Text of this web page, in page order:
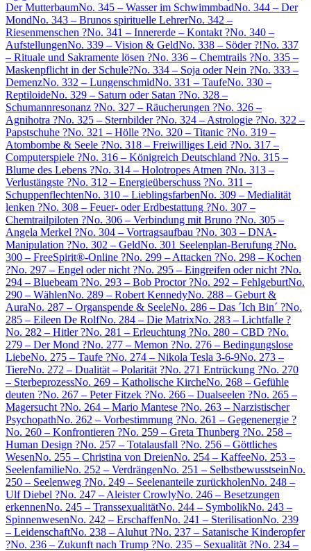
Der MutterbaumNo. 345 – Wasser im SchwimmbadNo. 344 – Der
MondNo. 343 – Brunos spirituelle LehrerNo. 342 –
Riesenmenschen ?No. 341 – Innererde – Kontakt ?No. 340 –
AufstellungenNo. 339 – Vision & GeldNo. 338 – Söder ?!No. 337
– Rituale und Sakramente lösen ?No. 336 – Chemtrails ?No. 335 –
Maskenpflicht in der Schule?No. 334 – Soja oder Nein ?No. 333 –
DemenzNo. 332 – LungenschmidNo. 331 – TaufeNo. 330 –
ReptiloideNo. 329 – Saturn oder Satan ?No. 328 –
Schumannresonanz ?No. 327 – Räucherungen ?No. 326 –
Agnihotra ?No. 325 – Sternbilder ?No. 324 – Astrologie ?No. 322 –
Papstschuhe ?No. 321 – Hölle ?No. 320 – Titanic ?No. 319 –
Atombombe & Seele ?No. 318 – Freiwilliges Leid ?No. 317 –
Computerspiele ?No. 316 – Königreich Deutschland ?No. 315 –
Blume des Lebens ?No. 314 – Holotropes Atmen ?No. 313 –
Verlustängste ?No. 312 – Energieüberschuss ?No. 311 –
SchuppenflechtenNo. 310 – LieblingsfarbenNo. 309 – Medialität
lenken ?No. 308 – Feuer- oder Erdbestattung ?No. 307 –
Chemtrailpiloten ?No. 306 – Verbindung mit Bruno ?No. 305 –
Angela Merkel ?No. 304 – Vortragsaufbau ?No. 303 – DNA-
Manipulation ?No. 302 – GeldNo. 301 Seelenplan-Berufung ?No.
300 – FreeSpirit®-Online ?No. 299 – Attacken ?No. 298 – Kochen
?No. 297 – Engel oder nicht ?No. 295 – Eingreifen oder nicht ?No.
294 – Bluebeam ?No. 293 – Bob Proctor ?No. 292 – FehlgeburtNo.
290 – WählenNo. 289 – Robert KennedyNo. 288 – Geburt &
AuraNo. 287 – Organspende & SeeleNo. 286 – Das ´Ich Bin´ ?No.
285 – Eileen De RolfNo. 284 – Die MatrixNo. 283 – Lichtfalle ?
No. 282 – Hitler ?No. 281 – Erleuchtung ?No. 280 – CBD ?No.
279 – Der Mond ?No. 277 – Memon ?No. 276 – Bedingungslose
LiebeNo. 275 – Taufe ?No. 274 – Nikola Tesla 3-6-9No. 273 –
TiereNo. 272 – Dualität – Polarität ?No. 271 Entrückung ?No. 270
– SterbeprozessNo. 269 – Katholische KircheNo. 268 – Gefühle
deuten ?No. 267 – Peter Fitzek ?No. 266 – Dualseelen ?No. 265 –
Magersucht ?No. 264 – Mario Mantese ?No. 263 – Narzistischer
PsychopathNo. 262 – Vorbestimmung ?No. 261 – Gegenenergie ?
No. 260 – Konfrontieren ?No. 259 – Greta Thunberg ?No. 258 –
Human Design ?No. 257 – Totalausfall ?No. 256 – Göttliches
WesenNo. 255 – Christina von DreienNo. 254 – KaffeeNo. 253 –
SeelenfamilieNo. 252 – VerdrängenNo. 251 – SelbstbewusstseinNo.
250 – Seelenweg ?No. 249 – Seelenanteile zurückholenNo. 248 –
Ulf Diebel ?No. 247 – Aleister CrowlyNo. 246 – Besetzungen
erkennenNo. 245 – TranssexualitätNo. 244 – SymbolikNo. 243 –
SpinnenwesenNo. 242 – ErschaffenNo. 241 – SterilisationNo. 239
– LeidenschaftNo. 238 – Aluhut ?No. 237 – Satanische Kinderopfer
?No. 236 – Zukunft nach Trump ?No. 235 – Sexualität ?No. 234 –